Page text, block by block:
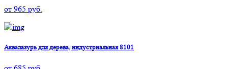
от 965 руб.
Аквалазурь для дерева, индустриальная 8101